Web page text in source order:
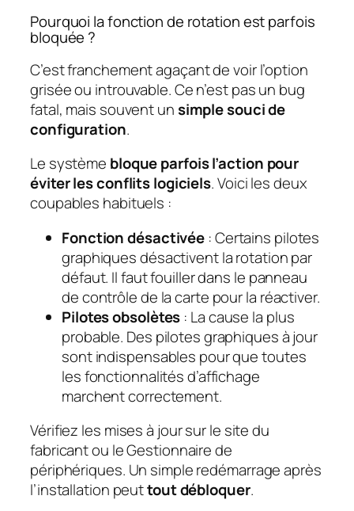
Pourquoi la fonction de rotation est parfois
bloquée ?
C’est franchement agaçant de voir l’option
grisée ou introuvable. Ce n’est pas un bug
fatal, mais souvent unsimple souci de
configuration.
Le système bloque parfois l’action pour
éviter les conflits logiciels. Voici les deux
coupables habituels :
Fonction désactivée : Certains pilotes
graphiques désactivent la rotation par
défaut. Il faut fouiller dans le panneau
de contrôle de la carte pour la réactiver.
Pilotes obsolètes : La cause la plus
probable. Des pilotes graphiques à jour
sont indispensables pour que toutes
les fonctionnalités d’affichage
marchent correctement.
Vérifiez les mises à jour sur le site du
fabricant ou le Gestionnaire de
périphériques. Un simple redémarrage après
l’installation peuttout débloquer.